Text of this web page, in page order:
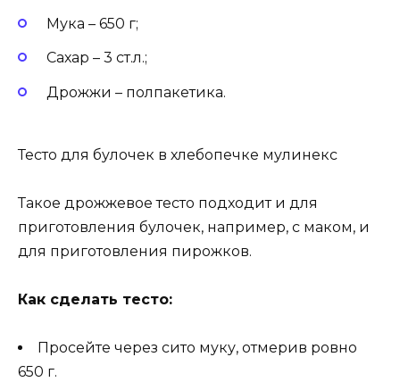
Мука – 650 г;
Сахар – 3 ст.л.;
Дрожжи – полпакетика.
Тесто для булочек в хлебопечке мулинекс
Такое дрожжевое тесто подходит и для
приготовления булочек, например, с маком, и
для приготовления пирожков.
Как сделать тесто:
Просейте через сито муку, отмерив ровно
650 г.